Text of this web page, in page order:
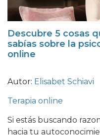
Descubre 5 cosas
sabías sobre la
online
Autor: Elisabet Schiavi
Terapia online
Si estás buscando
hacia tu